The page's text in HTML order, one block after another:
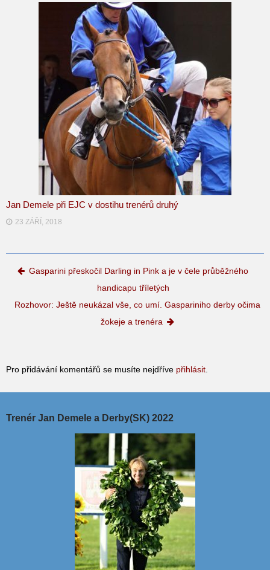
Jan Demele při EJC v dostihu trenérů druhý
23 ZÁŘÍ, 2018
Post navigation
Gasparini přeskočil Darling in Pink a je v čele průběžného
handicapu tříletých
Rozhovor: Ještě neukázal vše, co umí. Gaspariniho derby očima
žokeje a trenéra
Pro přidávání komentářů se musíte nejdříve přihlásit.
Trenér Jan Demele a Derby(SK) 2022